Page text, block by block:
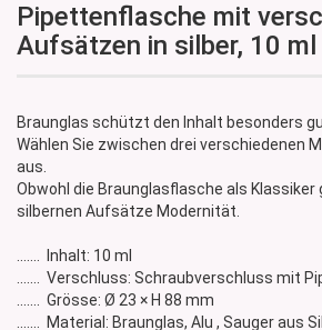
Pipettenflasche mit
Aufsätzen in silber, 10 ml
Braunglas schützt den Inhalt besonders
Wählen Sie zwischen drei verschiedenen
aus.
Obwohl die Braunglasflasche als Klassiker
silbernen Aufsätze Modernität.
....... Inhalt: 10 ml
....... Verschluss: Schraubverschluss mit
....... Grösse: Ø 23 × H 88 mm
....... Material: Braunglas, Alu , Sauger aus